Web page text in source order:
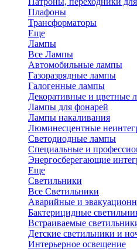
Плафоны
Трансформаторы
Еще
Лампы
Все Лампы
Автомобильные лампы
Газоразрядные лампы
Галогенные лампы
Декоративные и цветные
Лампы для фонарей
Лампы накаливания
Люминесцентные
Светодиодные лампы
Специальные и
Энергосберегающие
Еще
Светильники
Все Светильники
Аварийные и
Бактерицидные
Встраиваемые
Детские светильники и
Интерьерное освещение